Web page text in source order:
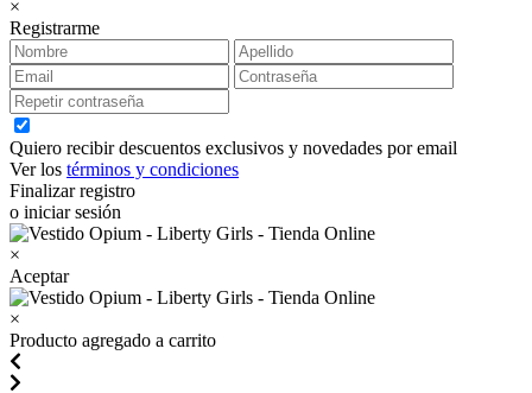
×
Registrarme
Quiero recibir descuentos exclusivos y novedades por email
Ver los términos y condiciones
Finalizar registro
o iniciar sesión
×
Aceptar
×
Producto agregado a carrito